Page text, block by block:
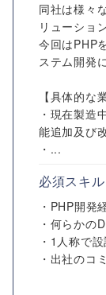
同社は様々
リューショ
今回はPHP
ステム開発
【具体的な
・現在製造
能追加及び
・...
必須スキル
・PHP開発
・何らかの
・1人称で
・出社のコ